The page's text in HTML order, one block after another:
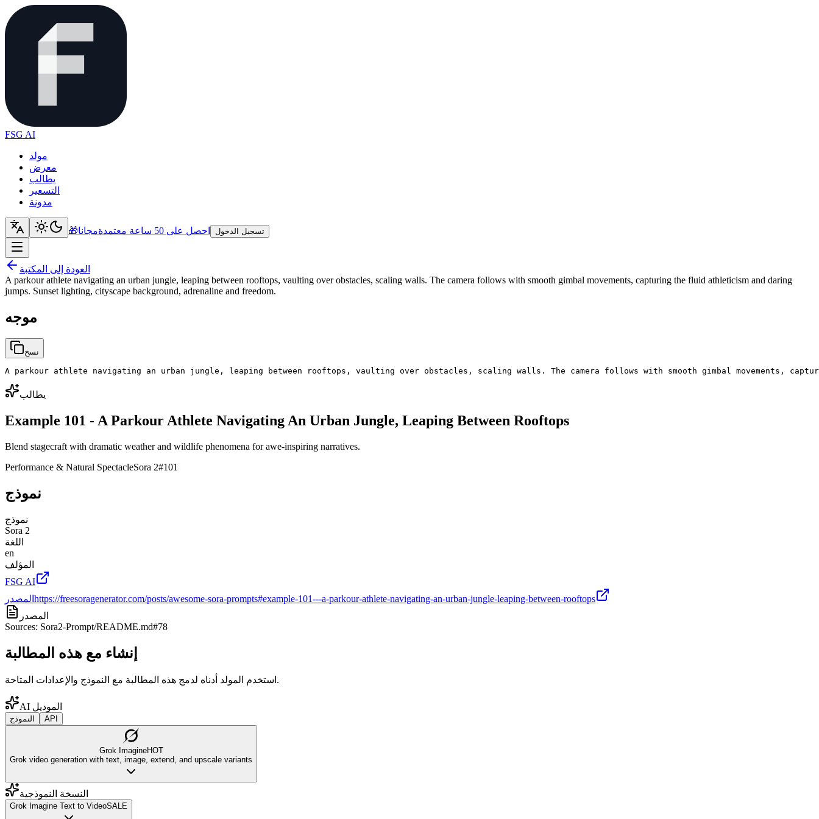
FSG AI
مولد
معرض
يطالب
التسعير
مدونة
🎁 احصل على 50 ساعة معتمدة مجانا تسجيل الدخول
العودة إلى المكتبة
A parkour athlete navigating an urban jungle, leaping between rooftops, vaulting over obstacles, scaling walls. The camera follows with smooth gimbal movements, capturing the fluid athleticism and daring
jumps. Sunset lighting, cityscape background, adrenaline and freedom.
موجه
نسخ
A parkour athlete navigating an urban jungle, leaping between rooftops, vaulting over obstacles, scaling walls. The camera follows with smooth gimbal movements,
يطالب
Example 101 - A Parkour Athlete Navigating An Urban Jungle, Leaping Between Rooftops
Blend stagecraft with dramatic weather and wildlife phenomena for awe-inspiring narratives.
Performance & Natural SpectacleSora 2#101
نموذج
نموذج
Sora 2
اللغة
en
المؤلف
FSG AI
المصدر https://freesoragenerator.com/posts/awesome-sora-prompts#example-101---a-parkour-athlete-navigating-an-urban-jungle-leaping-between-rooftops
المصدر
Sources: Sora2-Prompt/README.md#78
إنشاء مع هذه المطالبة
استخدم المولد أدناه لدمج هذه المطالبة مع النموذج والإعدادات المتاحة.
AI الموديل
النموذج API
Grok ImagineHOT
Grok video generation with text, image, extend, and upscale variants
النسخة النموذجية
Grok Imagine Text to VideoSALE